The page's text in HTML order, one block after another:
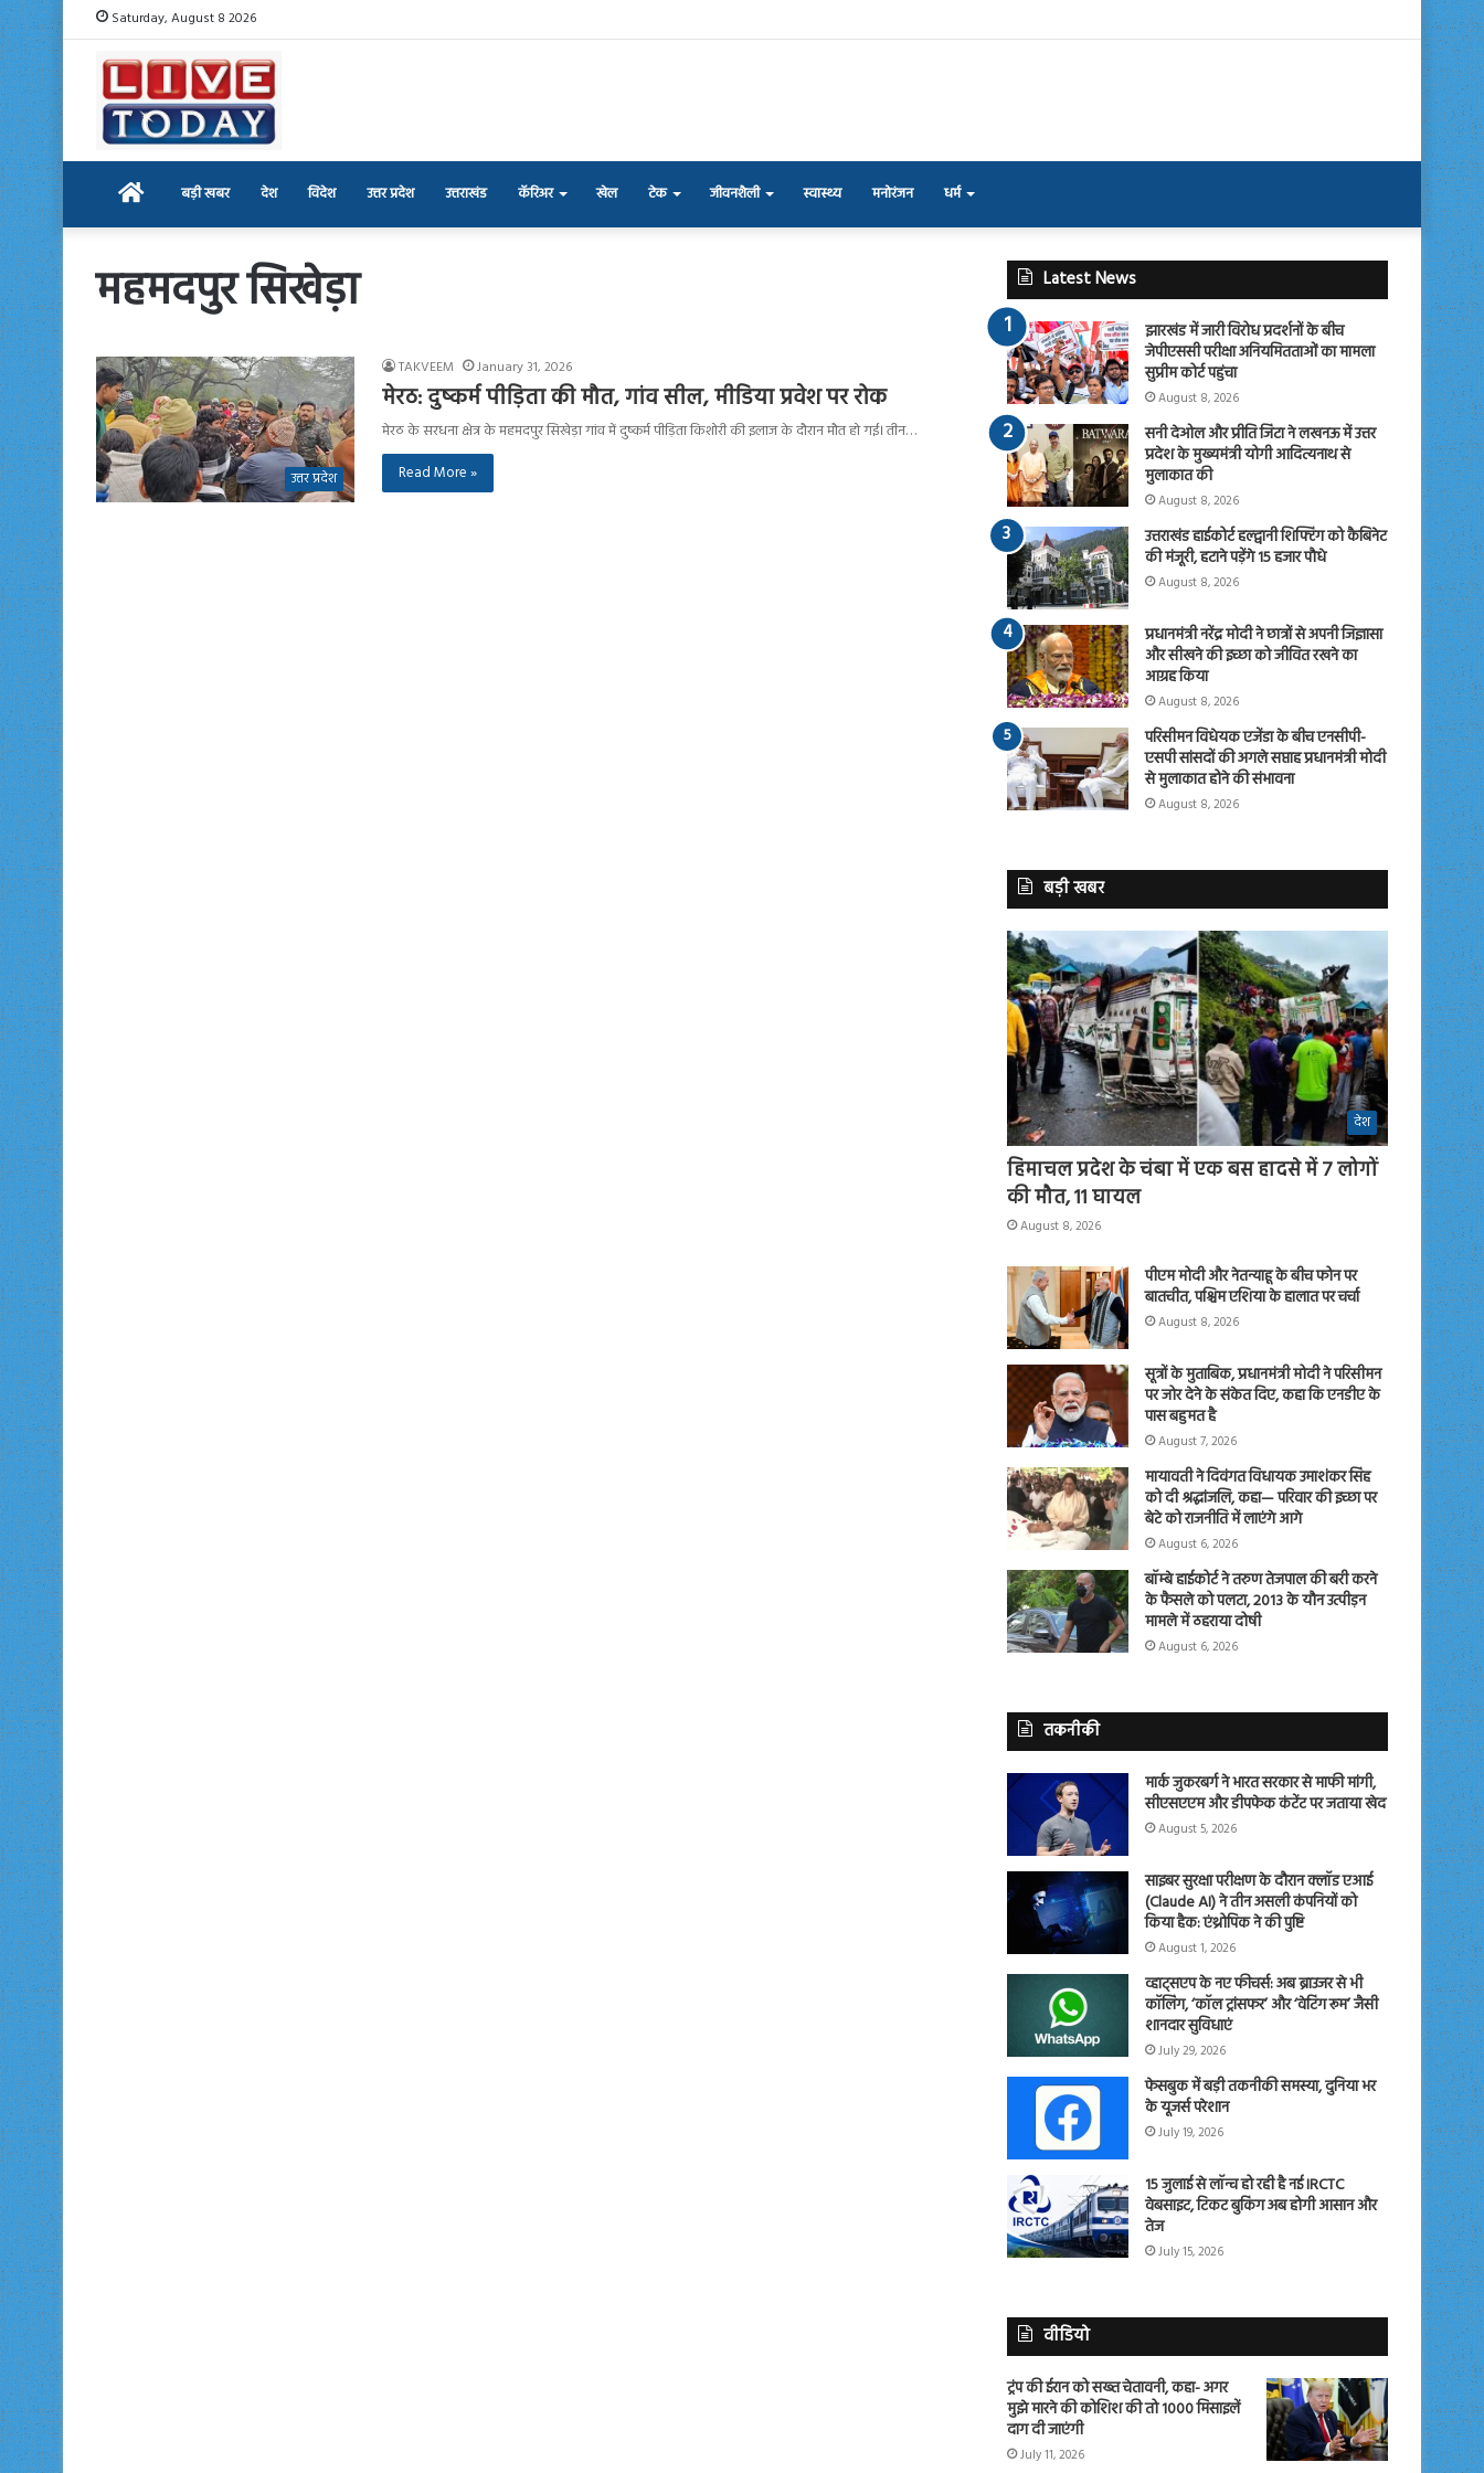
Saturday, August 8 2026
Home बड़ी खबर देश विदेश उत्तर प्रदेश उत्तराखंड कॅरिअर खेल टेक जीवनशैली स्वास्थ्य मनोरंजन धर्म
महमदपुर सिखेड़ा
उत्तर प्रदेश
TAKVEEM January 31, 2026
मेरठ: दुष्कर्म पीड़िता की मौत, गांव सील, मीडिया प्रवेश पर रोक
मेरठ के सरधना क्षेत्र के महमदपुर सिखेड़ा गांव में दुष्कर्म पीड़िता किशोरी की इलाज के दौरान मौत हो गई। तीन…
Read More »
Latest News
झारखंड में जारी विरोध प्रदर्शनों के बीच
जेपीएससी परीक्षा अनियमितताओं का मामला
सुप्रीम कोर्ट पहुंचा
August 8, 2026
सनी देओल और प्रीति जिंटा ने लखनऊ में उत्तर
प्रदेश के मुख्यमंत्री योगी आदित्यनाथ से
मुलाकात की
August 8, 2026
उत्तराखंड हाईकोर्ट हल्द्वानी शिफ्टिंग को कैबिनेट
की मंजूरी, हटाने पड़ेंगे 15 हजार पौधे
August 8, 2026
प्रधानमंत्री नरेंद्र मोदी ने छात्रों से अपनी जिज्ञासा
और सीखने की इच्छा को जीवित रखने का
आग्रह किया
August 8, 2026
परिसीमन विधेयक एजेंडा के बीच एनसीपी-
एसपी सांसदों की अगले सप्ताह प्रधानमंत्री मोदी
से मुलाकात होने की संभावना
August 8, 2026
बड़ी खबर
देश
हिमाचल प्रदेश के चंबा में एक बस हादसे में 7 लोगों
की मौत, 11 घायल
August 8, 2026
पीएम मोदी और नेतन्याहू के बीच फोन पर
बातचीत, पश्चिम एशिया के हालात पर चर्चा
August 8, 2026
सूत्रों के मुताबिक, प्रधानमंत्री मोदी ने परिसीमन
पर जोर देने के संकेत दिए, कहा कि एनडीए के
पास बहुमत है
August 7, 2026
मायावती ने दिवंगत विधायक उमाशंकर सिंह
को दी श्रद्धांजलि, कहा— परिवार की इच्छा पर
बेटे को राजनीति में लाएंगे आगे
August 6, 2026
बॉम्बे हाईकोर्ट ने तरुण तेजपाल की बरी करने
के फैसले को पलटा, 2013 के यौन उत्पीड़न
मामले में ठहराया दोषी
August 6, 2026
तकनीकी
मार्क जुकरबर्ग ने भारत सरकार से माफी मांगी,
सीएसएएम और डीपफेक कंटेंट पर जताया खेद
August 5, 2026
साइबर सुरक्षा परीक्षण के दौरान क्लॉड एआई
(Claude AI) ने तीन असली कंपनियों को
किया हैक: एंथ्रोपिक ने की पुष्टि
August 1, 2026
व्हाट्सएप के नए फीचर्स: अब ब्राउजर से भी
कॉलिंग, ‘कॉल ट्रांसफर’ और ‘वेटिंग रूम’ जैसी
शानदार सुविधाएं
July 29, 2026
फेसबुक में बड़ी तकनीकी समस्या, दुनिया भर
के यूजर्स परेशान
July 19, 2026
15 जुलाई से लॉन्च हो रही है नई IRCTC
वेबसाइट, टिकट बुकिंग अब होगी आसान और
तेज
July 15, 2026
वीडियो
ट्रंप की ईरान को सख्त चेतावनी, कहा- अगर
मुझे मारने की कोशिश की तो 1000 मिसाइलें
दाग दी जाएंगी
July 11, 2026